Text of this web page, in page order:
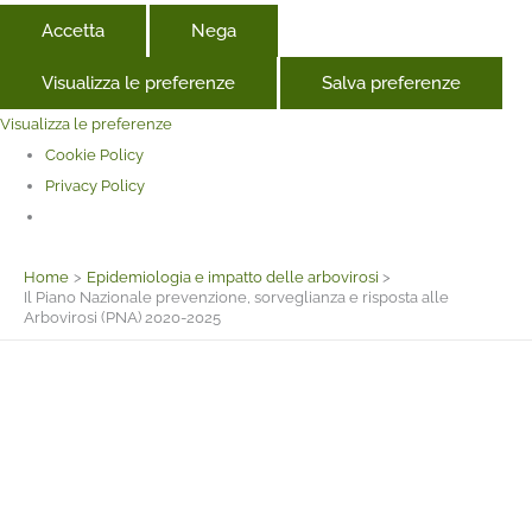
Accetta Nega
Visualizza le preferenze Salva preferenze
Visualizza le preferenze
Cookie Policy
Privacy Policy
Home
Epidemiologia e impatto delle arbovirosi
Il Piano Nazionale prevenzione, sorveglianza e risposta alle
Arbovirosi (PNA) 2020-2025